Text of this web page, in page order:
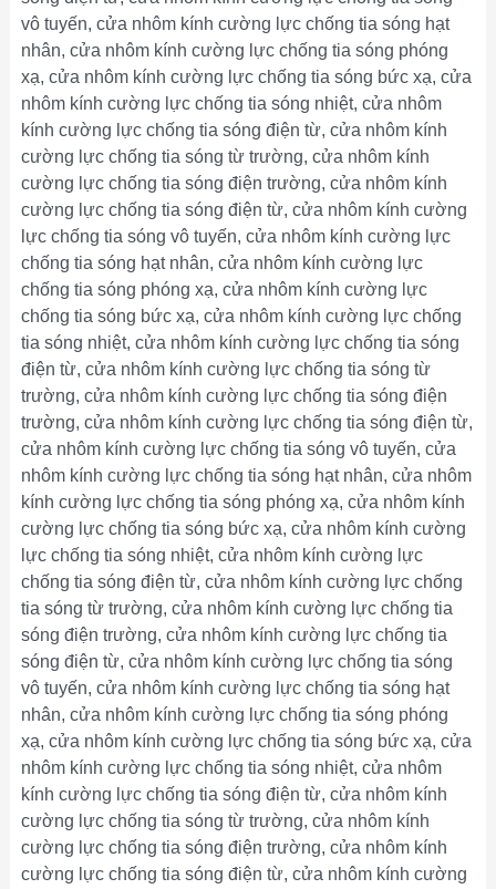
vô tuyến, cửa nhôm kính cường lực chống tia sóng hạt
nhân, cửa nhôm kính cường lực chống tia sóng phóng
xạ, cửa nhôm kính cường lực chống tia sóng bức xạ, cửa
nhôm kính cường lực chống tia sóng nhiệt, cửa nhôm
kính cường lực chống tia sóng điện từ, cửa nhôm kính
cường lực chống tia sóng từ trường, cửa nhôm kính
cường lực chống tia sóng điện trường, cửa nhôm kính
cường lực chống tia sóng điện từ, cửa nhôm kính cường
lực chống tia sóng vô tuyến, cửa nhôm kính cường lực
chống tia sóng hạt nhân, cửa nhôm kính cường lực
chống tia sóng phóng xạ, cửa nhôm kính cường lực
chống tia sóng bức xạ, cửa nhôm kính cường lực chống
tia sóng nhiệt, cửa nhôm kính cường lực chống tia sóng
điện từ, cửa nhôm kính cường lực chống tia sóng từ
trường, cửa nhôm kính cường lực chống tia sóng điện
trường, cửa nhôm kính cường lực chống tia sóng điện từ,
cửa nhôm kính cường lực chống tia sóng vô tuyến, cửa
nhôm kính cường lực chống tia sóng hạt nhân, cửa nhôm
kính cường lực chống tia sóng phóng xạ, cửa nhôm kính
cường lực chống tia sóng bức xạ, cửa nhôm kính cường
lực chống tia sóng nhiệt, cửa nhôm kính cường lực
chống tia sóng điện từ, cửa nhôm kính cường lực chống
tia sóng từ trường, cửa nhôm kính cường lực chống tia
sóng điện trường, cửa nhôm kính cường lực chống tia
sóng điện từ, cửa nhôm kính cường lực chống tia sóng
vô tuyến, cửa nhôm kính cường lực chống tia sóng hạt
nhân, cửa nhôm kính cường lực chống tia sóng phóng
xạ, cửa nhôm kính cường lực chống tia sóng bức xạ, cửa
nhôm kính cường lực chống tia sóng nhiệt, cửa nhôm
kính cường lực chống tia sóng điện từ, cửa nhôm kính
cường lực chống tia sóng từ trường, cửa nhôm kính
cường lực chống tia sóng điện trường, cửa nhôm kính
cường lực chống tia sóng điện từ, cửa nhôm kính cường